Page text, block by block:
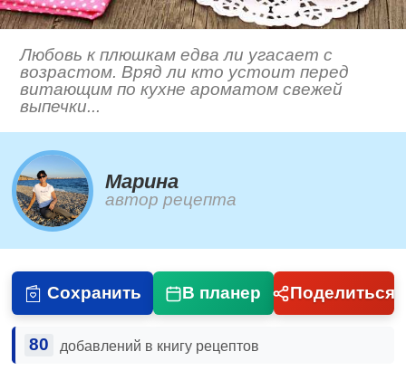
Любовь к плюшкам едва ли угасает с
возрастом. Вряд ли кто устоит перед
витающим по кухне ароматом свежей
выпечки...
Марина
автор рецепта
Сохранить В планер Поделиться
80 добавлений в книгу рецептов